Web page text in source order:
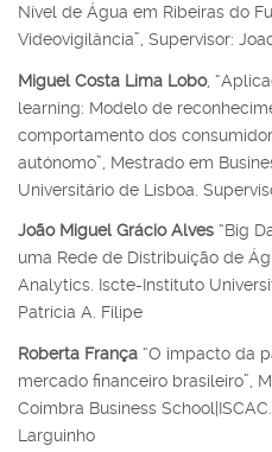
Nível de Água em Ribeiras do
Videovigilância”, Supervisor:
Miguel Costa Lima Lobo,
learning: Modelo de
comportamento dos
autónomo”, Mestrado em
Universitário de Lisboa.
João Miguel Grácio Alves “Big
uma Rede de Distribuição de
Analytics. Iscte-Instituto
Patrícia A. Filipe
Roberta França “O impacto da
mercado financeiro brasileiro”,
Coimbra Business
Larguinho